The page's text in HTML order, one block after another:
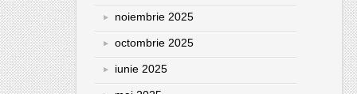
noiembrie 2025
octombrie 2025
iunie 2025